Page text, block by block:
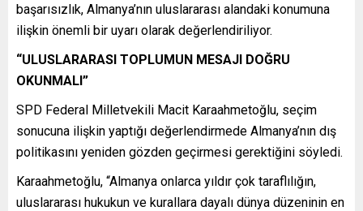
başarısızlık, Almanya’nın uluslararası alandaki konumuna
ilişkin önemli bir uyarı olarak değerlendiriliyor.
“ULUSLARARASI TOPLUMUN MESAJI DOĞRU
OKUNMALI”
SPD Federal Milletvekili Macit Karaahmetoğlu, seçim
sonucuna ilişkin yaptığı değerlendirmede Almanya’nın dış
politikasını yeniden gözden geçirmesi gerektiğini söyledi.
Karaahmetoğlu, “Almanya onlarca yıldır çok taraflılığın,
uluslararası hukukun ve kurallara dayalı dünya düzeninin en